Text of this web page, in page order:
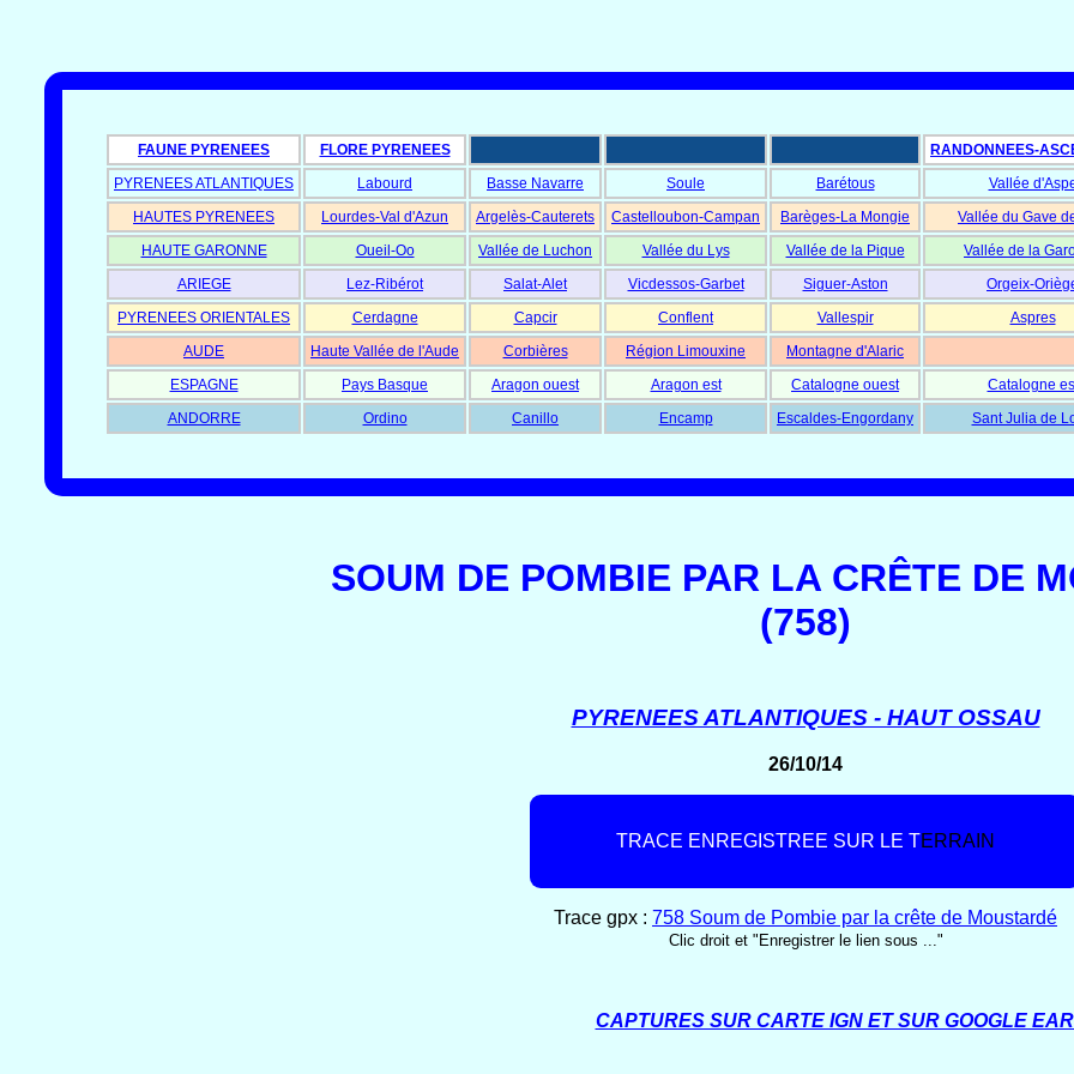
FAUNE PYRENEES FLORE PYRENEES RANDONNEES-
PYRENEES ATLANTIQUES
Labourd Basse Navarre Soule Barétous Vallée
HAUTES PYRENEES
Lourdes-Val d'Azun Argelès-Cauterets Castelloubon-Campan Barèges-La Mongie Vallée du Gave
HAUTE GARONNE
Oueil-Oo Vallée de Luchon Vallée du Lys Vallée de la Pique Vallée de la
ARIEGE
Lez-Ribérot Salat-Alet Vicdessos-Garbet Siguer-Aston Orgeix-
PYRENEES ORIENTALES
Cerdagne Capcir Conflent Vallespir Aspres
AUDE
Haute Vallée de l'Aude Corbières Région Limouxine
Montagne d'Alaric
ESPAGNE
Pays Basque Aragon ouest Aragon est Catalogne ouest
Catalogne
ANDORRE
Ordino Canillo Encamp Escaldes-Engordany Sant Julia de
SOUM DE POMBIE PAR LA CRÊTE DE
(758)
PYRENEES ATLANTIQUES - HAUT OSSAU
26/10/14
TRACE EN REG STREE SUR LE TERRA N
Trace gpx : 758 Soum de Pombie par la crête de Moustardé
Clic droit et "Enregistrer le lien sous ..."
CAPTURES SUR CARTE IGN ET SUR GOOGLE